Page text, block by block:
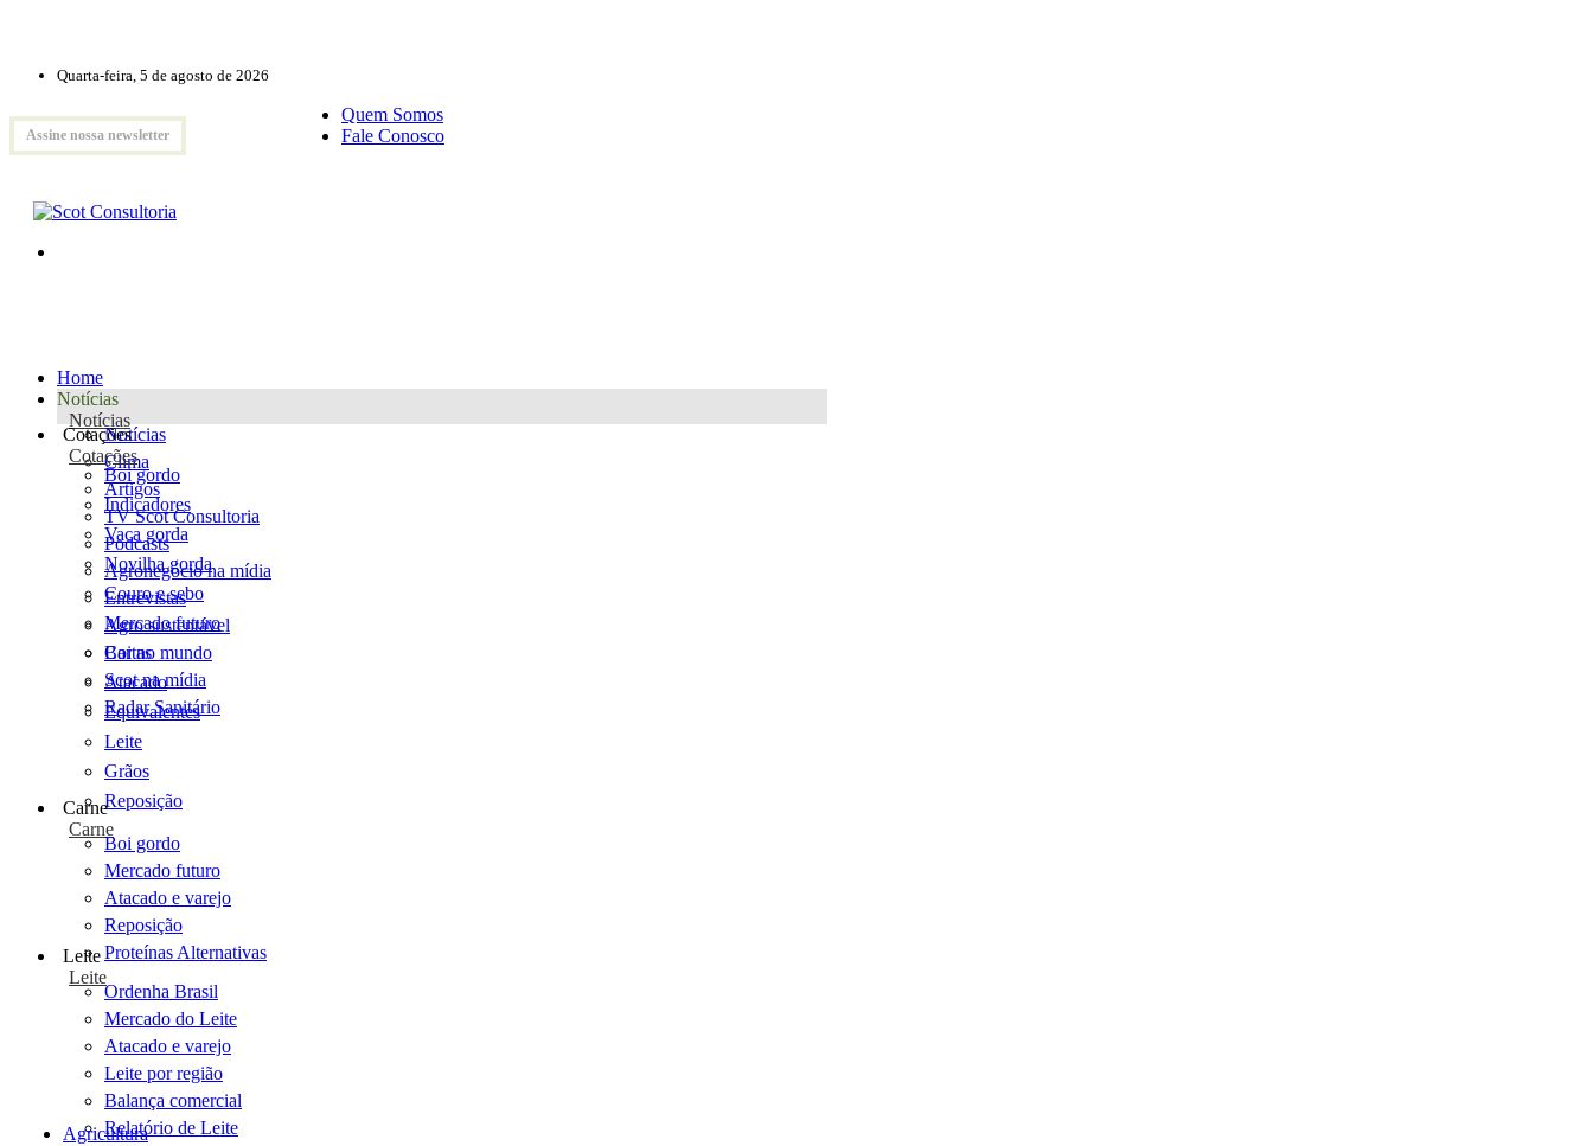
Quarta-feira, 5 de agosto de 2026
Assine nossa newsletter
Quem Somos
Fale Conosco
Home
Notícias
Notícias
Notícias
Clima
Artigos
TV Scot Consultoria
Podcasts
Agronegócio na mídia
Entrevistas
Agro sustentável
Cartas
Scot na mídia
Radar Sanitário
Cotações
Cotações
Boi gordo
Indicadores
Vaca gorda
Novilha gorda
Couro e sebo
Mercado futuro
Boi no mundo
Atacado
Equivalentes
Leite
Grãos
Reposição
Carne
Carne
Boi gordo
Mercado futuro
Atacado e varejo
Reposição
Proteínas Alternativas
Leite
Leite
Ordenha Brasil
Mercado do Leite
Atacado e varejo
Leite por região
Balança comercial
Relatório de Leite
Agricultura